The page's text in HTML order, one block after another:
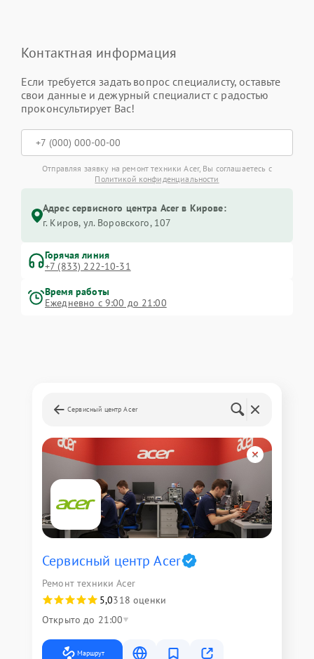
Контактная информация
Если требуется задать вопрос специалисту, оставьте
свои данные и дежурный специалист с радостью
проконсультирует Вас!
Отправляя заявку на ремонт техники Acer, Вы соглашаетесь с
Политикой конфиденциальности
Адрес сервисного центра Acer в Кирове:
г. Киров, ул. Воровского, 107
Горячая линия
+7 (833) 222-10-31
Время работы
Ежедневно с 9:00 до 21:00
Сервисный центр Acer
Сервисный центр Acer
Ремонт техники Acer
5,0318 оценки
Открыто до 21:00
Маршрут